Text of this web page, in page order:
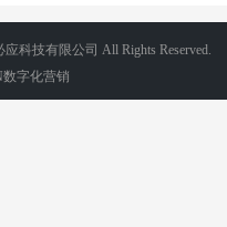
科技有限公司 All Rights Reserved.
字化营销